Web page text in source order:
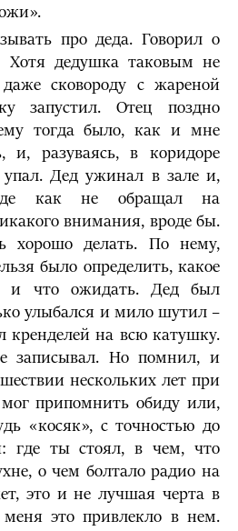
про деда. Говорил о
Хотя дедушка таковым не
сковороду с жареной
запустил. Отец поздно
тогда было, как и мне
и, разуваясь, в коридоре
упал. Дед ужинал в зале и,
как не обращал на
внимания, вроде бы.
хорошо делать. По нему,
было определить, какое
и что ожидать. Дед был
улыбался и мило шутил –
кренделей на всю катушку.
записывал. Но помнил, и
нескольких лет при
припомнить обиду или,
«косяк», с точностью до
где ты стоял, в чем, что
о чем болтало радио на
это и не лучшая черта в
меня это привлекло в нем.